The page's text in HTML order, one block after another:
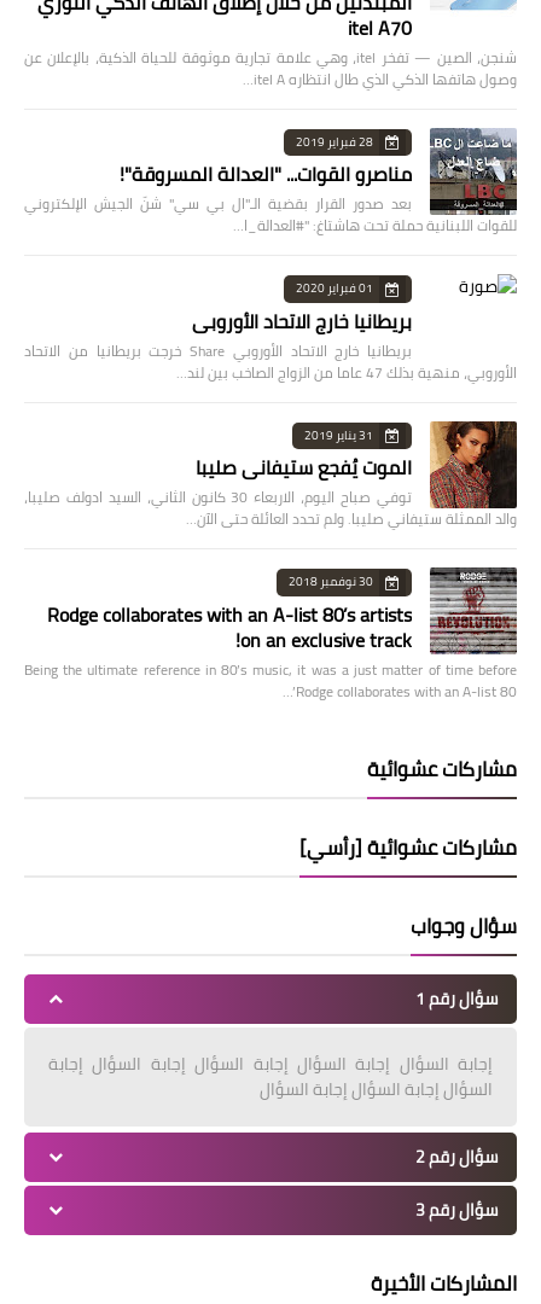
itel A70
شنجن، الصين — تفخر itel، وهي علامة تجارية موثوقة للحياة الذكية، بالإعلان عن
وصول هاتفها الذكي الذي طال انتظاره itel A…
28 فبراير 2019
مناصرو القوات... "العدالة المسروقة"!
بعد صدور القرار بقضية الـ"ال بي سي" شنّ الجيش الإلكتروني
للقوات اللبنانية حملة تحت هاشتاغ: "#العدالة_ا…
01 فبراير 2020
بريطانيا خارج الاتحاد الأوروبي
بريطانيا خارج الاتحاد الأوروبي Share خرجت بريطانيا من الاتحاد
الأوروبي، منهية بذلك 47 عاما من الزواج الصاخب بين لند…
31 يناير 2019
الموت يُفجع ستيفاني صليبا
توفي صباح اليوم، الاربعاء 30 كانون الثاني، السيد ادولف صليبا،
والد الممثلة ستيفاني صليبا. ولم تحدد العائلة حتى الآن…
30 نوفمبر 2018
Rodge collaborates with an A-list 80’s artists
on an exclusive track!
Being the ultimate reference in 80’s music, it was a just matter of time before
Rodge collaborates with an A-list 80’…
مشاركات عشوائية
مشاركات عشوائية [رأسي]
سؤال وجواب
سؤال رقم 1
إجابة السؤال إجابة السؤال إجابة السؤال إجابة السؤال إجابة
السؤال إجابة السؤال إجابة السؤال
سؤال رقم 2
سؤال رقم 3
المشاركات الأخيرة